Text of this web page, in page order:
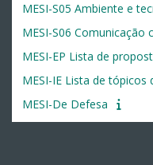
MESI-S05 Ambiente e
MESI-S06 Comunicação
MESI-EP Lista de
MESI-IE Lista de tópicos
MESI-De Defesa